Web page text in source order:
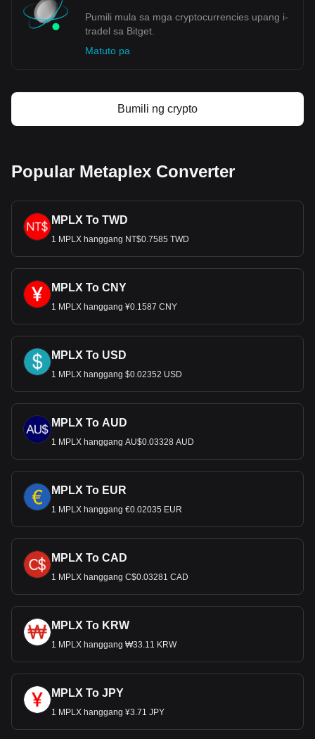
Pumili mula sa mga cryptocurrencies upang i-
tradel sa Bitget.
Matuto pa
Bumili ng crypto
Popular Metaplex Converter
MPLX To TWD
1 MPLX hanggang NT$0.7585 TWD
MPLX To CNY
1 MPLX hanggang ¥0.1587 CNY
MPLX To USD
1 MPLX hanggang $0.02352 USD
MPLX To AUD
1 MPLX hanggang AU$0.03328 AUD
MPLX To EUR
1 MPLX hanggang €0.02035 EUR
MPLX To CAD
1 MPLX hanggang C$0.03281 CAD
MPLX To KRW
1 MPLX hanggang ₩33.11 KRW
MPLX To JPY
1 MPLX hanggang ¥3.71 JPY